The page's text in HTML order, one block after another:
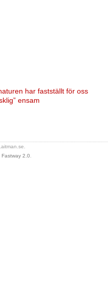
har fastställt för oss
ensam
Fastway 2.0